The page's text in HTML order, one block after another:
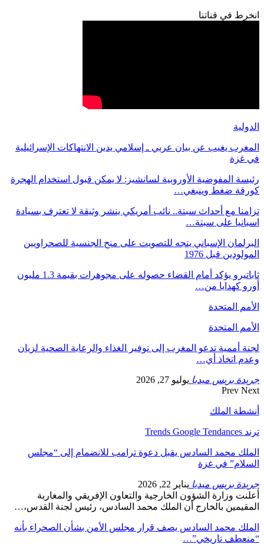
انخرط في قناتنا
الدولية
المغرب يغيب عن بيان عربي ـ إسلامي يدين الانتهاكات الإسرائيلية
في غزة
رئيسة المفوضية الأوروبية لسانشيز: لا يمكن قبول استخدام الهجرة
كورقة ضغط وينبغي…
تزامنا مع أحداث سبتة.. نائب أمريكي ينشر وثيقة لا تعترف بسيادة
اسبانيا على سبتة…
البرلمان الإسباني يتجه للتصويت على منح الجنسية للصحراويين
المولودين قبل 1976
ثاباتيرو يؤكد أمام القضاء حصوله على مجوهرات بقيمة 1.3 مليون
أورو كهدايا من…
الأمم المتحدة
الأمم المتحدة
لجنة أممية تدعو المغرب إلى توفير الغذاء والرعاية الصحية لزيان
وعدم اتخاذ أي…
جريدة بريس ميديا يوليو 27, 2026
Prev Next
أنشطة الملك
ترند Trends Google Tendances
الملك محمد السادس يقبل دعوة ترامب للانضمام إلى “مجلس
السلام” في غزة
جريدة بريس ميديا يناير 22, 2026
أعلنت وزارة الشؤون الخارجية والتعاون الإفريقي والمغاربة
المقيمين بالخارج أن الملك محمد السادس، رئيس لجنة القدس،…
الملك محمد السادس يصف قرار مجلس الأمن بشأن الصحراء بأنه
“منعطف تاريخي”…